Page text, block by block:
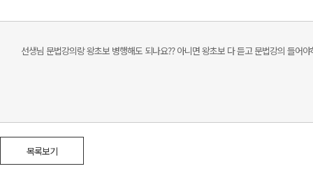
선생님 문법강의랑 왕초보 병행해도 되나요?? 아니면 왕초보 다 듣고 문법강의 들어야
목록보기